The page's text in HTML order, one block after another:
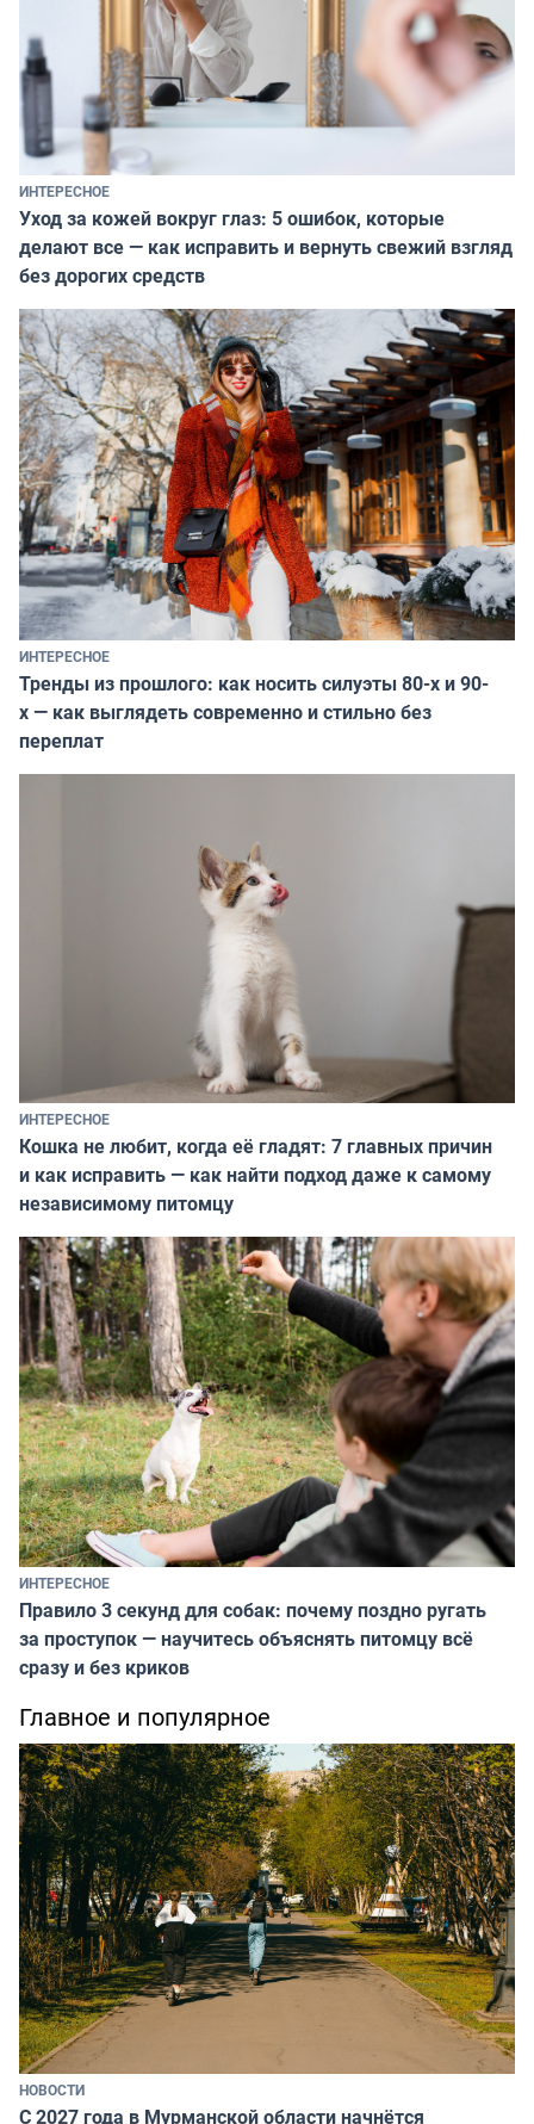
ИНТЕРЕСНОЕ
Уход за кожей вокруг глаз: 5 ошибок, которые
делают все — как исправить и вернуть свежий взгляд
без дорогих средств
ИНТЕРЕСНОЕ
Тренды из прошлого: как носить силуэты 80-х и 90-
х — как выглядеть современно и стильно без
переплат
ИНТЕРЕСНОЕ
Кошка не любит, когда её гладят: 7 главных причин
и как исправить — как найти подход даже к самому
независимому питомцу
ИНТЕРЕСНОЕ
Правило 3 секунд для собак: почему поздно ругать
за проступок — научитесь объяснять питомцу всё
сразу и без криков
Главное и популярное
НОВОСТИ
С 2027 года в Мурманской области начнётся